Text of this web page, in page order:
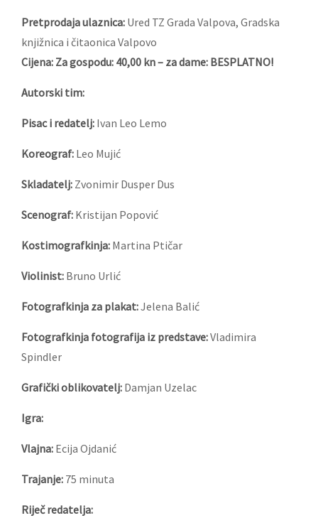
Pretprodaja ulaznica: Ured TZ Grada Valpova, Gradska
knjižnica i čitaonica Valpovo
Cijena: Za gospodu: 40,00 kn – za dame: BESPLATNO!
Autorski tim:
Pisac i redatelj: Ivan Leo Lemo
Koreograf: Leo Mujić
Skladatelj: Zvonimir Dusper Dus
Scenograf: Kristijan Popović
Kostimografkinja: Martina Ptičar
Violinist: Bruno Urlić
Fotografkinja za plakat:Jelena Balić
Fotografkinja fotografija iz predstave:Vladimira
Spindler
Grafički oblikovatelj: Damjan Uzelac
Igra:
Vlajna: Ecija Ojdanić
Trajanje: 75 minuta
Riječ redatelja: